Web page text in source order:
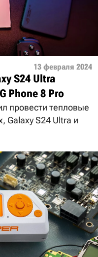
13 февраля 2024
S24 Ultra
Phone 8 Pro
провести тепловые
Galaxy S24 Ultra и